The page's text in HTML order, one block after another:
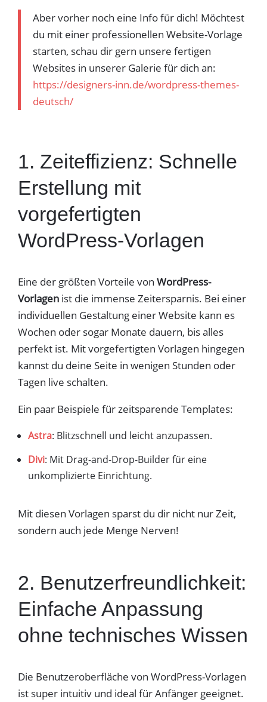
Aber vorher noch eine Info für dich! Möchtest
du mit einer professionellen Website-Vorlage
starten, schau dir gern unsere fertigen
Websites in unserer Galerie für dich an:
https://designers-inn.de/wordpress-themes-
deutsch/
1. Zeiteffizienz: Schnelle
Erstellung mit
vorgefertigten
WordPress-Vorlagen
Eine der größten Vorteile von WordPress-
Vorlagen ist die immense Zeitersparnis. Bei einer
individuellen Gestaltung einer Website kann es
Wochen oder sogar Monate dauern, bis alles
perfekt ist. Mit vorgefertigten Vorlagen hingegen
kannst du deine Seite in wenigen Stunden oder
Tagen live schalten.
Ein paar Beispiele für zeitsparende Templates:
Astra: Blitzschnell und leicht anzupassen.
Divi: Mit Drag-and-Drop-Builder für eine
unkomplizierte Einrichtung.
Mit diesen Vorlagen sparst du dir nicht nur Zeit,
sondern auch jede Menge Nerven!
2. Benutzerfreundlichkeit:
Einfache Anpassung
ohne technisches Wissen
Die Benutzeroberfläche von WordPress-Vorlagen
ist super intuitiv und ideal für Anfänger geeignet.